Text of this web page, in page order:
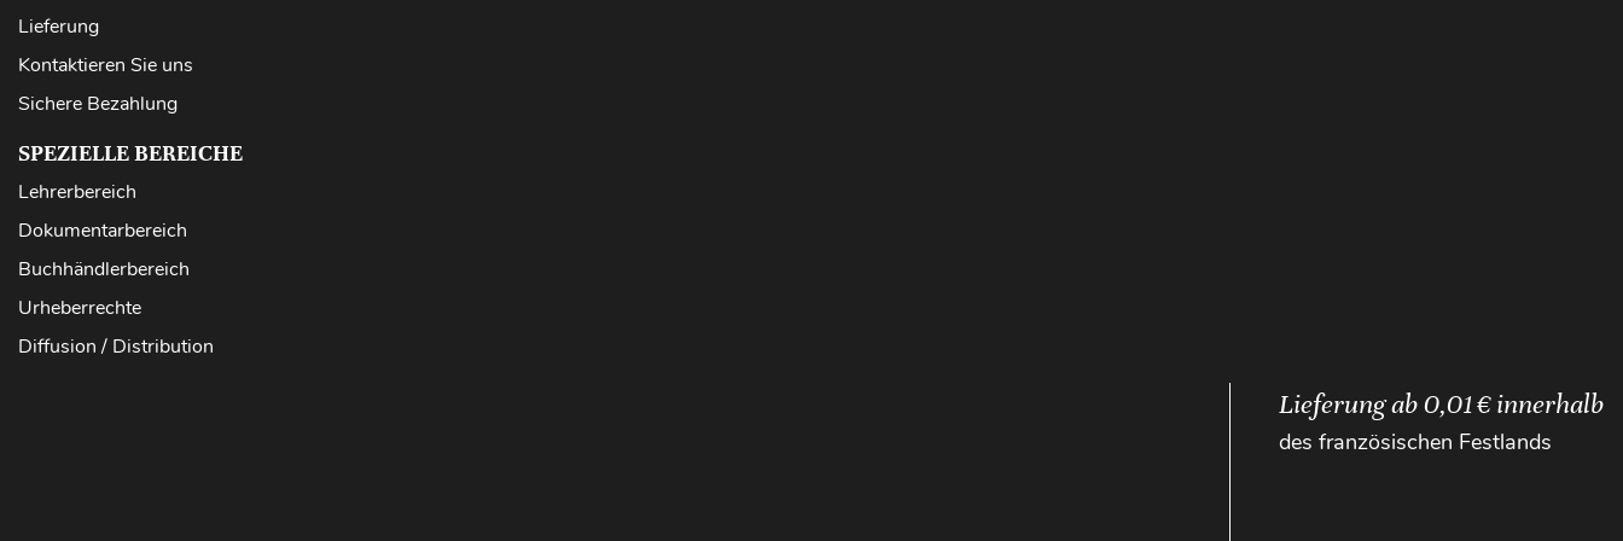
Lieferung
Kontaktieren Sie uns
Sichere Bezahlung
SPEZIELLE BEREICHE
Lehrerbereich
Dokumentarbereich
Buchhändlerbereich
Urheberrechte
Diffusion / Distribution
Lieferung ab 0,01 € innerhalb
des französischen Festlands